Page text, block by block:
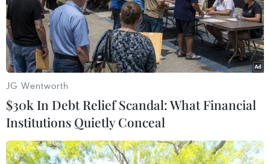
Khi Tổ công tác đang tiến hành lập biên bản, Hoàng
Văn Nam (trú tại xóm Kéo Giáo, xã Ngọc Côn, huyện
Trùng Khánh, tỉnh Cao Bằng) có hành vi chống đối và
dùng cây gỗ đánh Công an viên xã Ngọc Côn.
JG Wentworth
$30k In Debt Relief Scandal: What Financial
Institutions Quietly Conceal